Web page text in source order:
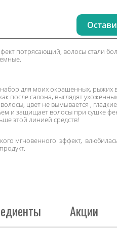
потрясающий, волосы стали
для моих окрашенных, рыжих
после салона, выглядят
цвет не вымывается ,
и защищает волосы при сушке
этой линией средств!
мгновенного эффект,
Акции